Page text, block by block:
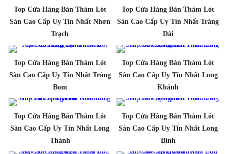
Top Cửa Hàng Bán Thảm Lót
Sàn Cao Cấp Uy Tín Nhất Nhơn
Trạch
Top Cửa Hàng Bán Thảm Lót
Sàn Cao Cấp Uy Tín Nhất Trảng
Dài
Top Cửa Hàng Bán Thảm Lót
Sàn Cao Cấp Uy Tín Nhất Trảng
Bom
Top Cửa Hàng Bán Thảm Lót
Sàn Cao Cấp Uy Tín Nhất Long
Khánh
Top Cửa Hàng Bán Thảm Lót
Sàn Cao Cấp Uy Tín Nhất Long
Thành
Top Cửa Hàng Bán Thảm Lót
Sàn Cao Cấp Uy Tín Nhất Long
Bình